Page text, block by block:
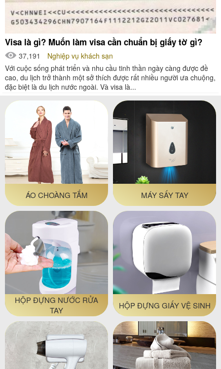
Visa là gì? Muốn làm visa cần chuẩn bị giấy tờ gì?
37,191
Nghiệp vụ khách sạn
Với cuộc sống phát triển và nhu cầu tinh thần ngày càng được đề
cao, du lịch trở thành một sở thích được rất nhiều người ưa chuộng,
đặc biệt là du lịch nước ngoài. Và visa là...
ÁO CHOÀNG TẮM MÁY SẤY TAY
HỘP ĐỰNG NƯỚC RỬA
TAY
HỘP ĐỰNG GIẤY VỆ SINH